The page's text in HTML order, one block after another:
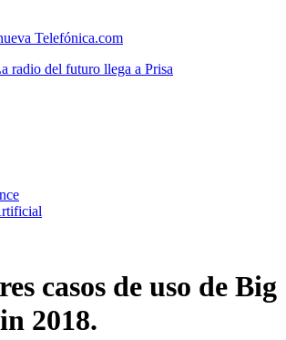
Telefónica.com
radio del futuro llega a Prisa
casos de uso de Big
2018.